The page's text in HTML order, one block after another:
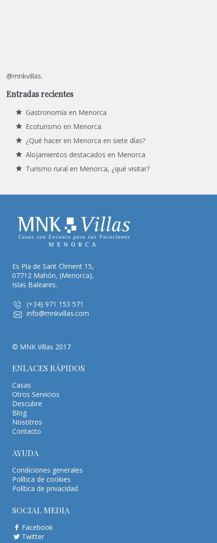
@mnkvillas.
Entradas recientes
Gastronomía en Menorca
Ecoturismo en Menorca
¿Qué hacer en Menorca en siete días?
Alojamientos destacados en Menorca
Turismo rural en Menorca, ¿qué visitar?
Es Pla de Sant Climent 15,
07712 Mahón, (Menorca),
Islas Baleares.
(+34) 971 153 571
info@mnkvillas.com
© MNK Villas 2017
ENLACES RÁPIDOS
Casas
Otros Servicios
Descubre
Blog
Nosotros
Contacto
AYUDA
Condiciones generales
Política de cookies
Política de privacidad
SOCIAL MEDIA
Facebook
Twitter